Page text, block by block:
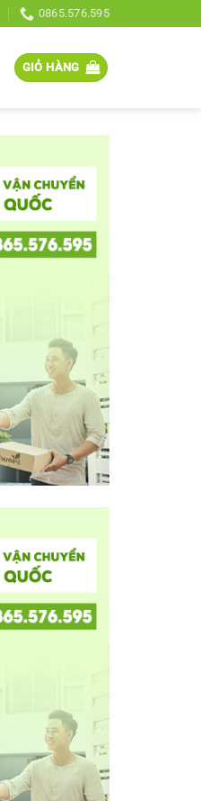
0865.576.595
GIỎ HÀNG